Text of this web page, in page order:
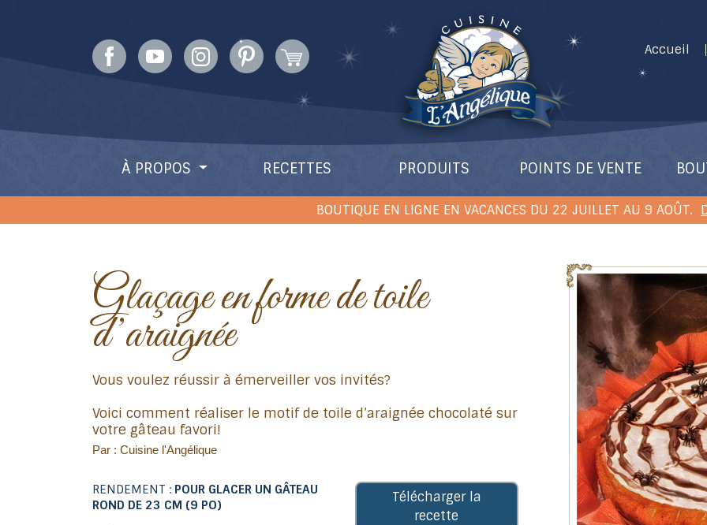
Accueil
À PROPOS RECETTES PRODUITS POINTS DE VENTE
BOUTIQUE EN LIGNE EN VACANCES DU 22 JUILLET AU 9 AOÛT.
Glaçage en forme de toile
d’araignée
Vous voulez réussir à émerveiller vos invités?
Voici comment réaliser le motif de toile d’araignée chocolaté sur
votre gâteau favori!
Par : Cuisine l'Angélique
RENDEMENT : POUR GLACER UN GÂTEAU
ROND DE 23 CM (9 PO)
Télécharger la
recette